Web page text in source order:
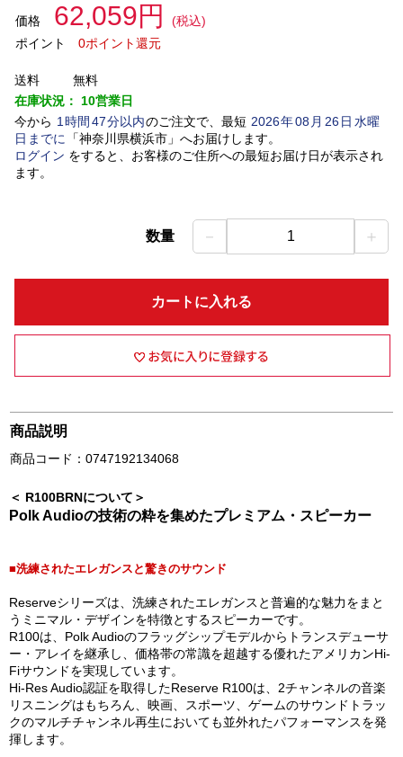
価格 62,059円
(税込)
ポイント
0ポイント還元
送料
無料
在庫状況： 10営業日
今から 1 時間 47分以内のご注文で、最短 2026年08 月 26日水曜
日 までに 「神奈川県横浜市」 へお届けします。
ログイン をすると、お客様のご住所への最短お届け日が表示され
ます。
数量 － 1 ＋
カートに入れる
商品説明
商品コード：0747192134068
＜ R100BRNについて＞
Polk Audioの技術の粋を集めたプレミアム・スピーカー
■洗練されたエレガンスと驚きのサウンド
Reserveシリーズは、洗練されたエレガンスと普遍的な魅力をまと
うミニマル・デザインを特徴とするスピーカーです。
R100は、Polk Audioのフラッグシップモデルからトランスデューサ
ー・アレイを継承し、価格帯の常識を超越する優れたアメリカンHi-
Fiサウンドを実現しています。
Hi-Res Audio認証を取得したReserve R100は、2チャンネルの音楽
リスニングはもちろん、映画、スポーツ、ゲームのサウンドトラッ
クのマルチチャンネル再生においても並外れたパフォーマンスを発
揮します。